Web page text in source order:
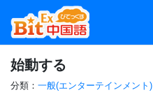
始動する
分類： 一般(エンターテインメント)